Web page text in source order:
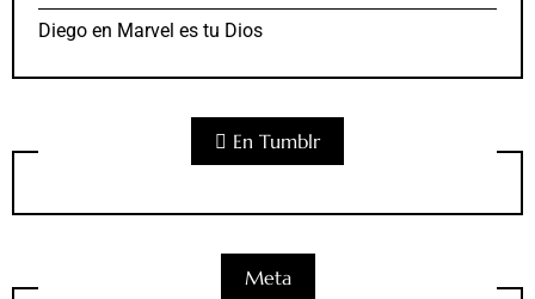
Diego en Marvel es tu Dios
En Tumblr
Meta